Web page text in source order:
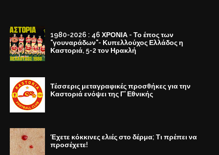
1980-2026 : 46 ΧΡΟΝΙΑ - Το έπος των
"γουναράδων"- Κυπελλούχος Ελλάδος η
Καστοριά, 5-2 τον Ηρακλή
Τέσσερις μεταγραφικές προσθήκες για την
Καστοριά ενόψει της Γ' Εθνικής
Έχετε κόκκινες ελιές στο δέρμα; Τι πρέπει να
προσέχετε!